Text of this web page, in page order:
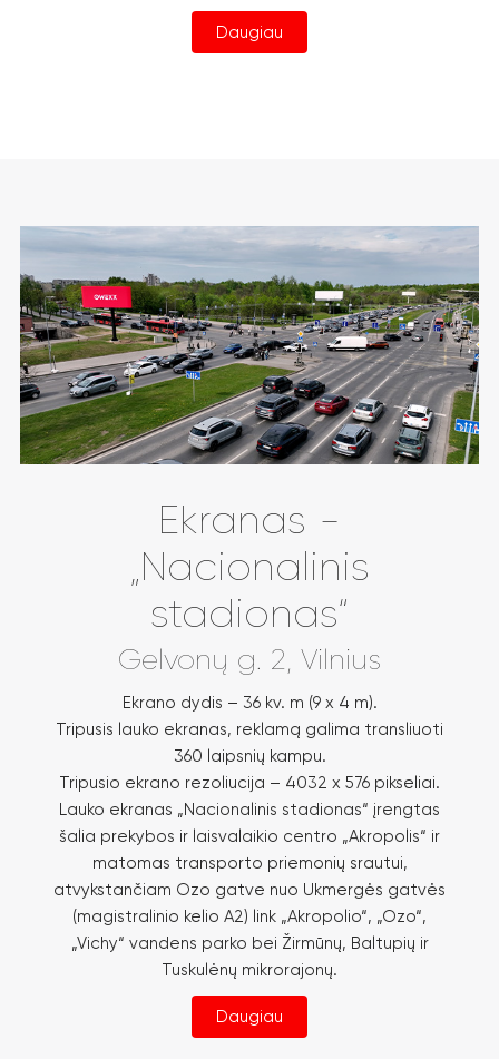
Daugiau
Ekranas -
„Nacionalinis
stadionas“
Gelvonų g. 2, Vilnius
Ekrano dydis – 36 kv. m (9 x 4 m).
Tripusis lauko ekranas, reklamą galima transliuoti
360 laipsnių kampu.
Tripusio ekrano rezoliucija – 4032 x 576 pikseliai.
Lauko ekranas „Nacionalinis stadionas“ įrengtas
šalia prekybos ir laisvalaikio centro „Akropolis“ ir
matomas transporto priemonių srautui,
atvykstančiam Ozo gatve nuo Ukmergės gatvės
(magistralinio kelio A2) link „Akropolio“, „Ozo“,
„Vichy“ vandens parko bei Žirmūnų, Baltupių ir
Tuskulėnų mikrorajonų.
Daugiau